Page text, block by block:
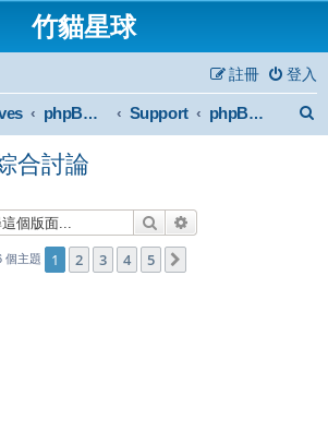
竹貓星球
登入
註冊
phpBB2 Forum Archive Support phpBB 2 plus 綜合討論
合討論
搜尋
個主題 1 2 3 4 5